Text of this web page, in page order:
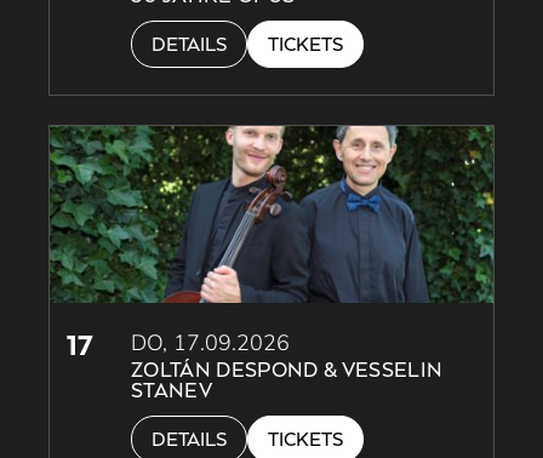
DETAILS TICKETS
17 DO, 17.09.2026
ZOLTÁN DESPOND & VESSELIN
STANEV
DETAILS TICKETS